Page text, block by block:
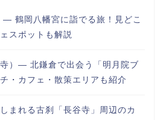
― 鶴岡八幡宮に詣でる旅！見どこ
スポットも解説
）― 北鎌倉で出会う「明月院ブ
・カフェ・散策エリアも紹介
まれる古刹「長谷寺」周辺のカ